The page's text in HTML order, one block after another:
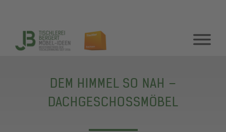
DEM HIMMEL SO NAH –
DACHGESCHOSSMÖBEL